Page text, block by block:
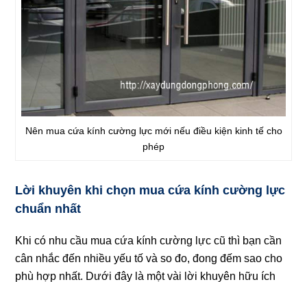
Nên mua cứa kính cường lực mới nếu điều kiện kinh tế cho
phép
Lời khuyên khi chọn mua cứa kính cường lực
chuẩn nhất
Khi có nhu cầu mua cứa kính cường lực cũ thì bạn cần
cân nhắc đến nhiều yếu tố và so đo, đong đếm sao cho
phù hợp nhất. Dưới đây là một vài lời khuyên hữu ích